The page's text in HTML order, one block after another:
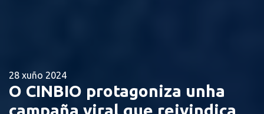
28 xuño 2024
O CINBIO protagoniza unha
campaña viral que reivindica